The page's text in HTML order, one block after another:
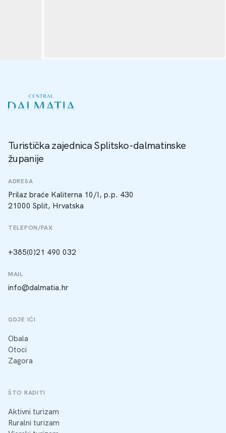
Turistička zajednica Splitsko-dalmatinske
županije
ADRESA
Prilaz braće Kaliterna 10/I, p.p. 430
21000 Split, Hrvatska
TELEFON/FAX
+385(0)21 490 032
MAIL
info@dalmatia.hr
GDJE IĆI
Obala
Otoci
Zagora
ŠTO RADITI
Aktivni turizam
Ruralni turizam